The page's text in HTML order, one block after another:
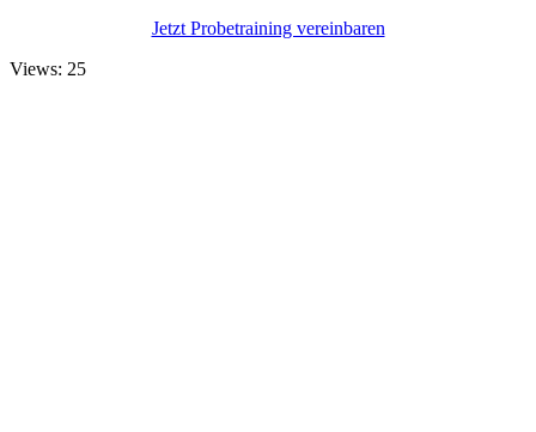
Jetzt Probetraining vereinbaren
Views: 25